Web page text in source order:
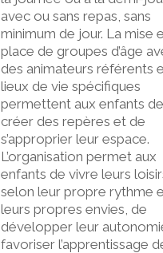
avec ou sans repas, sans
minimum de jour. La mise
place de groupes d’âge
des animateurs référents
lieux de vie spécifiques
permettent aux enfants
créer des repères et de
s’approprier leur espace.
L’organisation permet aux
enfants de vivre leurs
selon leur propre rythme
leurs propres envies, de
développer leur
favoriser l’apprentissage